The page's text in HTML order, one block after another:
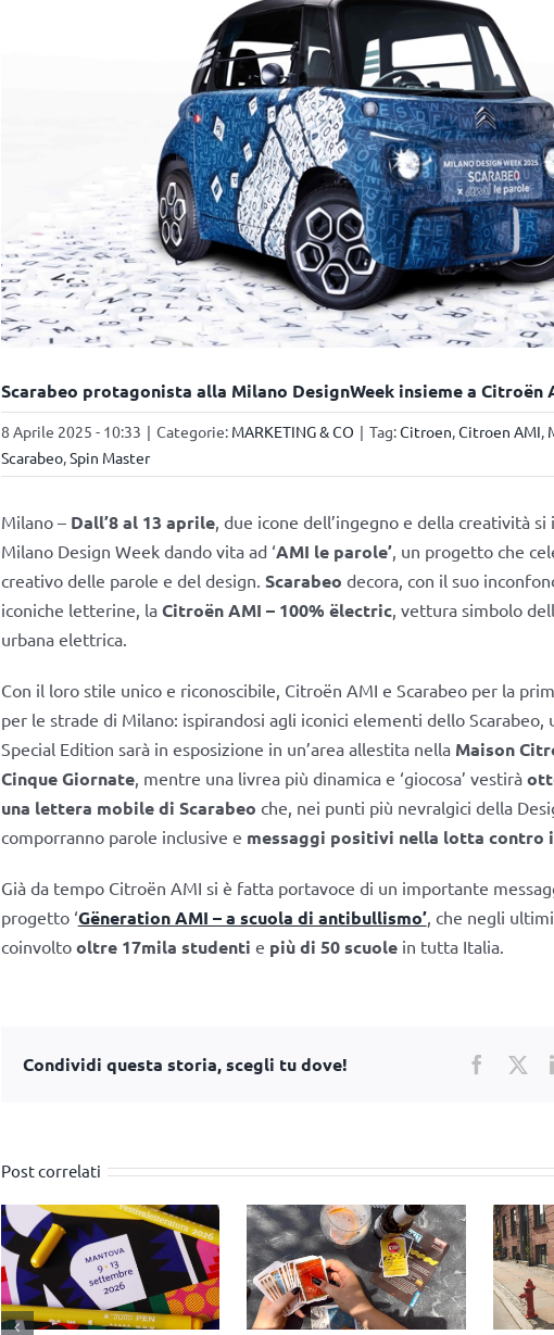
Scarabeo protagonista alla Milano DesignWeek insieme a Citroën
8 Aprile 2025 - 10:33 | Categorie: MARKETING & CO | Tag:Citroen,Citroen AMI,
Scarabeo,Spin Master
Milano – Dall’8 al 13 aprile, due icone dell’ingegno e della creatività si
Milano Design Week dando vita ad ‘AMI le parole’, un progetto che
creativo delle parole e del design. Scarabeo decora, con il suo
iconiche letterine, la Citroën AMI – 100% ëlectric, vettura simbolo
urbana elettrica.
Con il loro stile unico e riconoscibile, Citroën AMI e Scarabeo per la
per le strade di Milano: ispirandosi agli iconici elementi dello Scarabeo,
Special Edition sarà in esposizione in un’area allestita nella Maison
Cinque Giornate, mentre una livrea più dinamica e ‘giocosa’ vestirà
una lettera mobile di Scarabeo che, nei punti più nevralgici della
comporranno parole inclusive e messaggi positivi nella lotta contro
Già da tempo Citroën AMI si è fatta portavoce di un importante
progetto ‘Gëneration AMI – a scuola di antibullismo’, che negli
coinvolto oltre 17mila studenti e più di 50 scuolein tutta Italia.
Condividi questa storia, scegli tu dove!
Post correlati